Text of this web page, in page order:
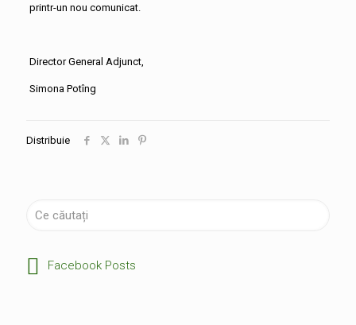
printr-un nou comunicat.
Director General Adjunct,
Simona Potîng
Distribuie
Facebook Posts